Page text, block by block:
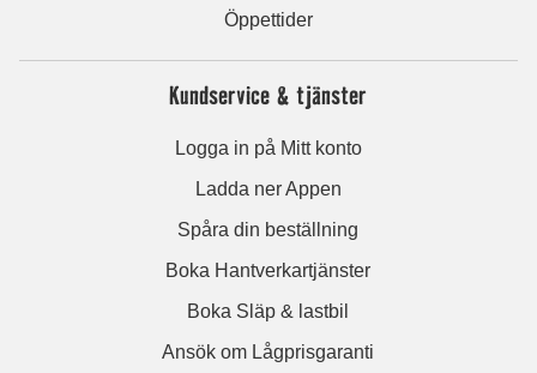
Öppettider
Kundservice & tjänster
Logga in på Mitt konto
Ladda ner Appen
Spåra din beställning
Boka Hantverkartjänster
Boka Släp & lastbil
Ansök om Lågprisgaranti